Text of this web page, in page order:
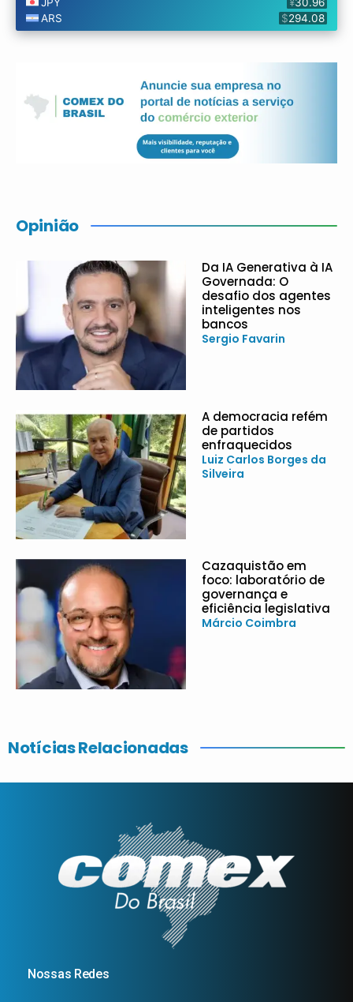
Opinião
Da IA Generativa à IA
Governada: O
desafio dos agentes
inteligentes nos
bancos
Sergio Favarin
A democracia refém
de partidos
enfraquecidos
Luiz Carlos Borges da
Silveira
Cazaquistão em
foco: laboratório de
governança e
eficiência legislativa
Márcio Coimbra
Notícias Relacionadas
Nossas Redes